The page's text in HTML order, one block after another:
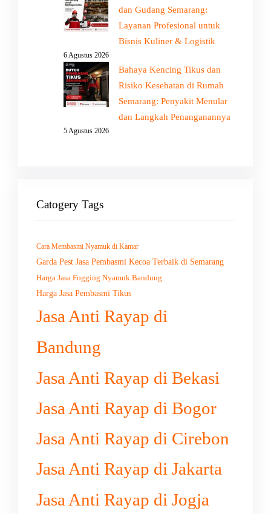
dan Gudang Semarang:
Layanan Profesional untuk
Bisnis Kuliner & Logistik
6 Agustus 2026
Bahaya Kencing Tikus dan
Risiko Kesehatan di Rumah
Semarang: Penyakit Menular
dan Langkah Penanganannya
5 Agustus 2026
Catogery Tags
Cara Membasmi Nyamuk di Kamar
Garda Pest Jasa Pembasmi Kecoa Terbaik di Semarang
Harga Jasa Fogging Nyamuk Bandung
Harga Jasa Pembasmi Tikus
Jasa Anti Rayap di
Bandung
Jasa Anti Rayap di Bekasi
Jasa Anti Rayap di Bogor
Jasa Anti Rayap di Cirebon
Jasa Anti Rayap di Jakarta
Jasa Anti Rayap di Jogja